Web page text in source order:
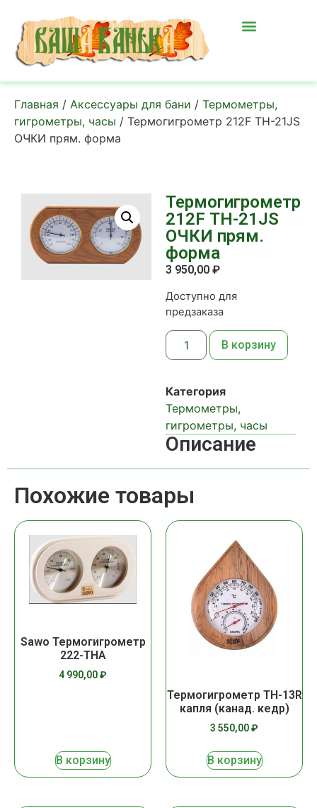
Главная / Аксессуары для бани / Термометры,
гигрометры, часы / Термогигрометр 212F ТН-21JS
ОЧКИ прям. форма
Термогигрометр
212F ТН-21JS
ОЧКИ прям.
форма
3 950,00 ₽
Доступно для
предзаказа
В корзину
Категория
Термометры,
гигрометры, часы
Описание
Похожие товары
Sawo Термогигрометр
222-THA
4 990,00₽
В корзину
Термогигрометр ТН-13R
капля (канад. кедр)
3 550,00₽
В корзину